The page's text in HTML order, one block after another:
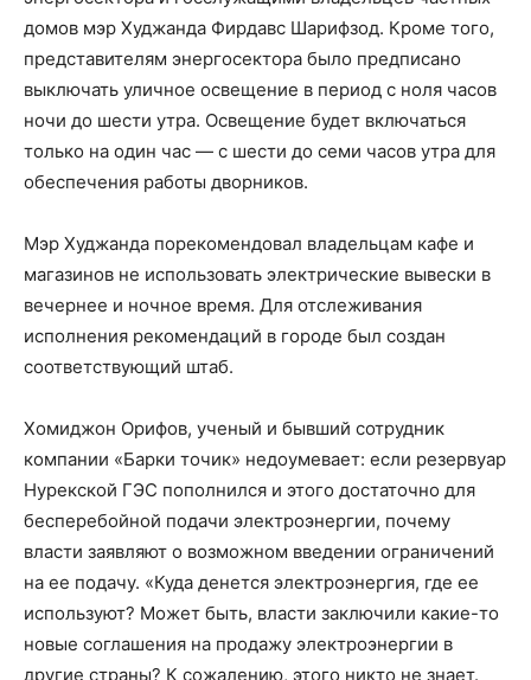
домов мэр Худжанда Фирдавс Шарифзод. Кроме того,
представителям энергосектора было предписано
выключать уличное освещение в период с ноля часов
ночи до шести утра. Освещение будет включаться
только на один час — с шести до семи часов утра для
обеспечения работы дворников.
Мэр Худжанда порекомендовал владельцам кафе и
магазинов не использовать электрические вывески в
вечернее и ночное время. Для отслеживания
исполнения рекомендаций в городе был создан
соответствующий штаб.
Хомиджон Орифов, ученый и бывший сотрудник
компании «Барки точик» недоумевает: если резервуар
Нурекской ГЭС пополнился и этого достаточно для
бесперебойной подачи электроэнергии, почему
власти заявляют о возможном введении ограничений
на ее подачу. «Куда денется электроэнергия, где ее
используют? Может быть, власти заключили какие-то
новые соглашения на продажу электроэнергии в
другие страны? К сожалению, этого никто не знает.